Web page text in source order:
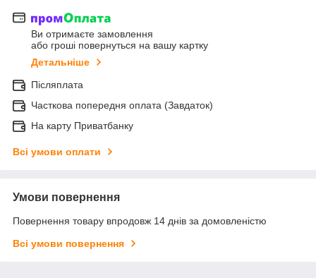
Ви отримаєте замовлення
або гроші повернуться на вашу картку
Детальніше
Післяплата
Часткова попередня оплата (Завдаток)
На карту Приватбанку
Всі умови оплати
Умови повернення
Повернення товару впродовж 14 днів за домовленістю
Всі умови повернення